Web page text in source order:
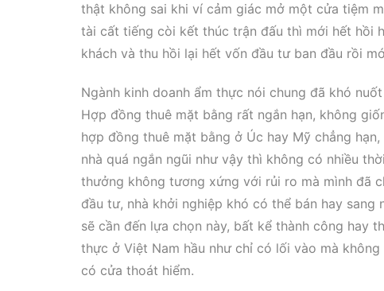
thật không sai khi ví cảm giác mở một cửa tiệm
tài cất tiếng còi kết thúc trận đấu thì mới hết hồi
khách và thu hồi lại hết vốn đầu tư ban đầu rồi
Ngành kinh doanh ẩm thực nói chung đã khó
Hợp đồng thuê mặt bằng rất ngắn hạn, không
hợp đồng thuê mặt bằng ở Úc hay Mỹ chẳng
nhà quá ngắn ngũi như vậy thì không có nhiều
thưởng không tương xứng với rủi ro mà mình đã
đầu tư, nhà khởi nghiệp khó có thể bán hay
sẽ cần đến lựa chọn này, bất kể thành công hay
thực ở Việt Nam hầu như chỉ có lối vào mà
có cửa thoát hiểm.